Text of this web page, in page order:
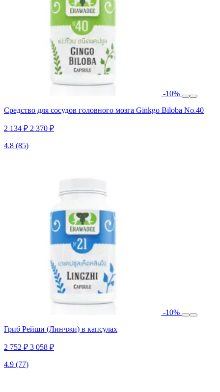
-10%
Средство для сосудов головного мозга Ginkgo Biloba No.40
2 134 ₽ 2 370 ₽
4.8 (85)
-10%
Гриб Рейши (Линчжи) в капсулах
2 752 ₽ 3 058 ₽
4.9 (77)